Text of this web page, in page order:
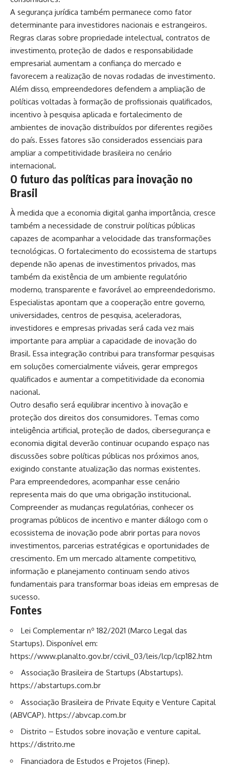
A segurança jurídica também permanece como fator
determinante para investidores nacionais e estrangeiros.
Regras claras sobre propriedade intelectual, contratos de
investimento, proteção de dados e responsabilidade
empresarial aumentam a confiança do mercado e
favorecem a realização de novas rodadas de investimento.
Além disso, empreendedores defendem a ampliação de
políticas voltadas à formação de profissionais qualificados,
incentivo à pesquisa aplicada e fortalecimento de
ambientes de inovação distribuídos por diferentes regiões
do país. Esses fatores são considerados essenciais para
ampliar a competitividade brasileira no cenário
internacional.
O futuro das políticas para inovação no
Brasil
À medida que a economia digital ganha importância, cresce
também a necessidade de construir políticas públicas
capazes de acompanhar a velocidade das transformações
tecnológicas. O fortalecimento do ecossistema de startups
depende não apenas de investimentos privados, mas
também da existência de um ambiente regulatório
moderno, transparente e favorável ao empreendedorismo.
Especialistas apontam que a cooperação entre governo,
universidades, centros de pesquisa, aceleradoras,
investidores e empresas privadas será cada vez mais
importante para ampliar a capacidade de inovação do
Brasil. Essa integração contribui para transformar pesquisas
em soluções comercialmente viáveis, gerar empregos
qualificados e aumentar a competitividade da economia
nacional.
Outro desafio será equilibrar incentivo à inovação e
proteção dos direitos dos consumidores. Temas como
inteligência artificial, proteção de dados, cibersegurança e
economia digital deverão continuar ocupando espaço nas
discussões sobre políticas públicas nos próximos anos,
exigindo constante atualização das normas existentes.
Para empreendedores, acompanhar esse cenário
representa mais do que uma obrigação institucional.
Compreender as mudanças regulatórias, conhecer os
programas públicos de incentivo e manter diálogo com o
ecossistema de inovação pode abrir portas para novos
investimentos, parcerias estratégicas e oportunidades de
crescimento. Em um mercado altamente competitivo,
informação e planejamento continuam sendo ativos
fundamentais para transformar boas ideias em empresas de
sucesso.
Fontes
Lei Complementar nº 182/2021 (Marco Legal das
Startups). Disponível em:
https://www.planalto.gov.br/ccivil_03/leis/lcp/lcp182.htm
Associação Brasileira de Startups (Abstartups).
https://abstartups.com.br
Associação Brasileira de Private Equity e Venture Capital
(ABVCAP). https://abvcap.com.br
Distrito – Estudos sobre inovação e venture capital.
https://distrito.me
Financiadora de Estudos e Projetos (Finep).